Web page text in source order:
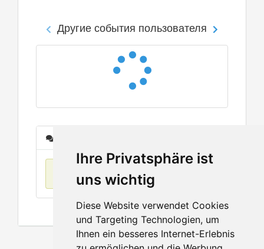
Ihre Privatsphäre ist
uns wichtig
Diese Website verwendet Cookies
und Targeting Technologien, um
Ihnen ein besseres Internet-Erlebnis
Другие события пользователя